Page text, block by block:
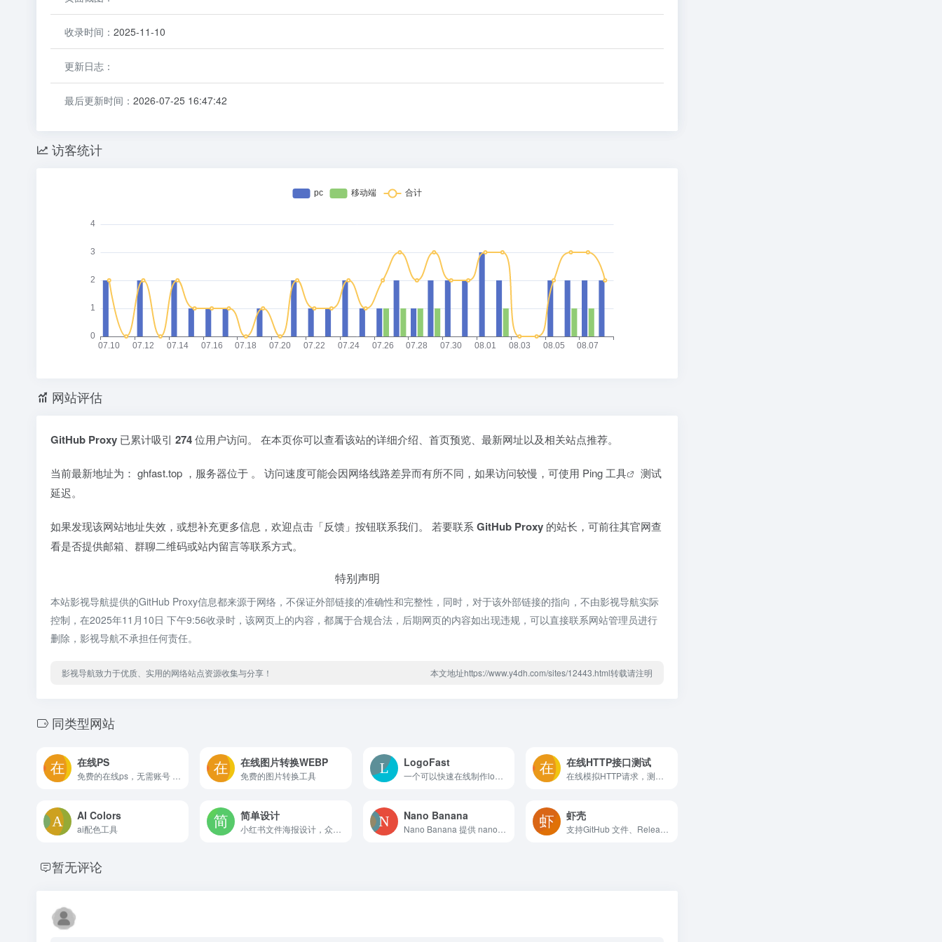
收录时间： 2025-11-10
更新日志：
最后更新时间： 2026-07-25 16:47:42
访客统计
网站评估
GitHub Proxy 已累计吸引 274位用户访问。 在本页你可以查看该站的详细介绍、首页预览、最新网址以及相关站点推荐。
当前最新地址为： ghfast.top ，服务器位于 。 访问速度可能会因网络线路差异而有所不同，如果访问较慢，可使用 Ping 工具
测试
延迟。
如果发现该网站地址失效，或想补充更多信息，欢迎点击「反馈」按钮联系我们。 若要联系GitHub Proxy 的站长，可前往其官网查
看是否提供邮箱、群聊二维码或站内留言等联系方式。
特别声明
本站影视导航提供的GitHub Proxy信息都来源于网络，不保证外部链接的准确性和完整性，同时，对于该外部链接的指向，不由影视导航实际
控制，在2025年11月10日 下午9:56收录时，该网页上的内容，都属于合规合法，后期网页的内容如出现违规，可以直接联系网站管理员进行
删除，影视导航不承担任何责任。
影视导航致力于优质、实用的网络站点资源收集与分享！ 本文地址https://www.y4dh.com/sites/12443.html转载请注明
同类型网站
在线PS 在线图片转换WEBP
免费的图片转换工具
LogoFast 在线HTTP接口测试
AI Colors
ai配色工具
简单设计 Nano Banana 虾壳
暂无评论